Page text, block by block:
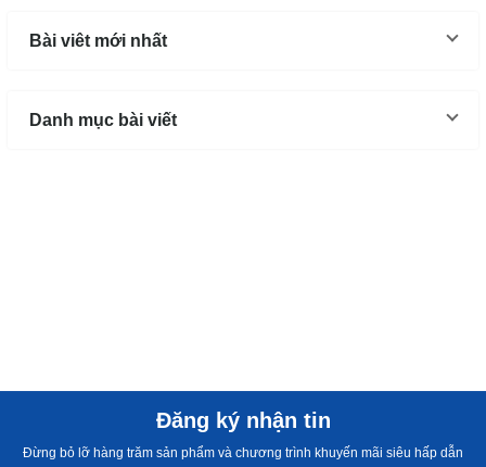
Bài viêt mới nhất
Danh mục bài viết
Đăng ký nhận tin
Đừng bỏ lỡ hàng trăm sản phẩm và chương trình khuyến mãi siêu hấp dẫn